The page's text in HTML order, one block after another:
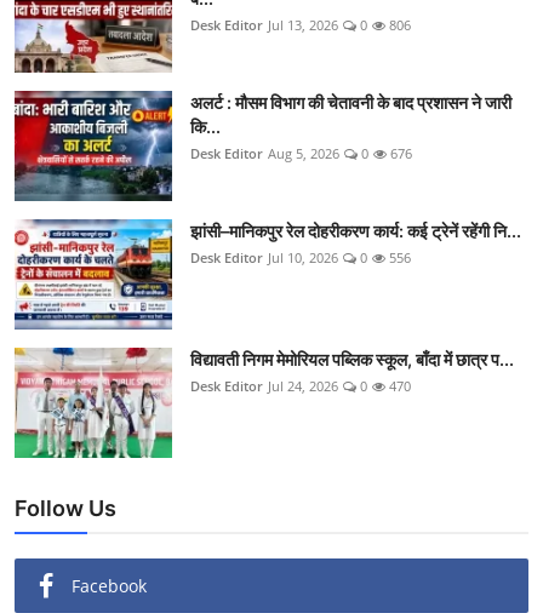
Desk Editor Jul 13, 2026 0 806
अलर्ट : मौसम विभाग की चेतावनी के बाद प्रशासन ने जारी
कि...
Desk Editor Aug 5, 2026 0 676
झांसी–मानिकपुर रेल दोहरीकरण कार्य: कई ट्रेनें रहेंगी नि...
Desk Editor Jul 10, 2026 0 556
विद्यावती निगम मेमोरियल पब्लिक स्कूल, बाँदा में छात्र प...
Desk Editor Jul 24, 2026 0 470
Follow Us
Facebook